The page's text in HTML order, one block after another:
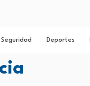
Seguridad Deportes